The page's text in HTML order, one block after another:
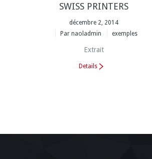
SWISS PRINTERS
décembre 2, 2014
Par naoladmin exemples
Extrait
Details